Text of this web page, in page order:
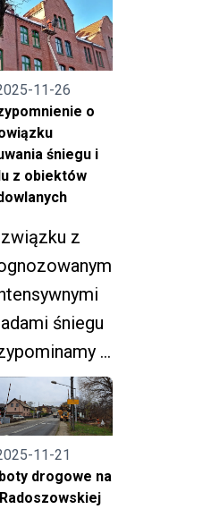
w
Bytomiu
się
Dnia
11-26
o
śniegu i
z obiektów
z
śniegu
o
i
11-21
drogowe na